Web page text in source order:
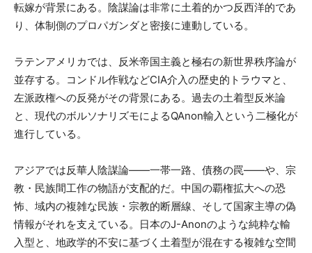
転嫁が背景にある。陰謀論は非常に土着的かつ反西洋的であ
り、体制側のプロパガンダと密接に連動している。
ラテンアメリカでは、反米帝国主義と極右の新世界秩序論が
並存する。コンドル作戦などCIA介入の歴史的トラウマと、
左派政権への反発がその背景にある。過去の土着型反米論
と、現代のボルソナリズモによるQAnon輸入という二極化が
進行している。
アジアでは反華人陰謀論——一帯一路、債務の罠——や、宗
教・民族間工作の物語が支配的だ。中国の覇権拡大への恐
怖、域内の複雑な民族・宗教的断層線、そして国家主導の偽
情報がそれを支えている。日本のJ-Anonのような純粋な輸
入型と、地政学的不安に基づく土着型が混在する複雑な空間